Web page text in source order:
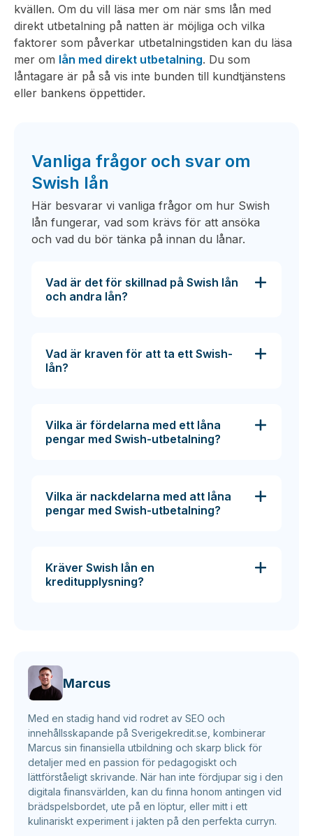
kvällen. Om du vill läsa mer om när sms lån med
direkt utbetalning på natten är möjliga och vilka
faktorer som påverkar utbetalningstiden kan du läsa
mer om lån med direkt utbetalning. Du som
låntagare är på så vis inte bunden till kundtjänstens
eller bankens öppettider.
Vanliga frågor och svar om
Swish lån
Här besvarar vi vanliga frågor om hur Swish
lån fungerar, vad som krävs för att ansöka
och vad du bör tänka på innan du lånar.
Vad är det för skillnad på Swish lån
och andra lån?
Vad är kraven för att ta ett Swish-
lån?
Vilka är fördelarna med ett låna
pengar med Swish-utbetalning?
Vilka är nackdelarna med att låna
pengar med Swish-utbetalning?
Kräver Swish lån en
kreditupplysning?
Marcus
Med en stadig hand vid rodret av SEO och
innehållsskapande på Sverigekredit.se, kombinerar
Marcus sin finansiella utbildning och skarp blick för
detaljer med en passion för pedagogiskt och
lättförståeligt skrivande. När han inte fördjupar sig i den
digitala finansvärlden, kan du finna honom antingen vid
brädspelsbordet, ute på en löptur, eller mitt i ett
kulinariskt experiment i jakten på den perfekta curryn.